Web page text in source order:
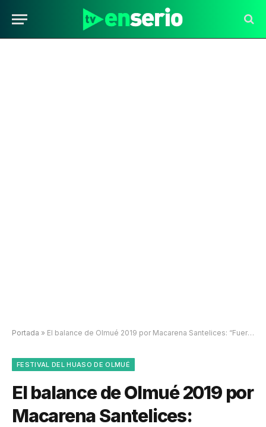
Portada » El balance de Olmué 2019 por Macarena Santelices: “Fueron noches inolvidables”
FESTIVAL DEL HUASO DE OLMUÉ
El balance de Olmué 2019 por
Macarena Santelices: